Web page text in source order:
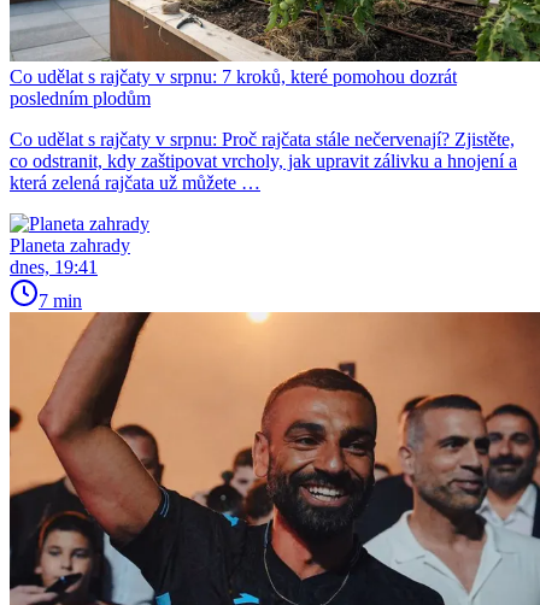
Co udělat s rajčaty v srpnu: 7 kroků, které pomohou dozrát
posledním plodům
Co udělat s rajčaty v srpnu: Proč rajčata stále nečervenají? Zjistěte,
co odstranit, kdy zaštipovat vrcholy, jak upravit zálivku a hnojení a
která zelená rajčata už můžete …
Planeta zahrady
dnes, 19:41
7 min